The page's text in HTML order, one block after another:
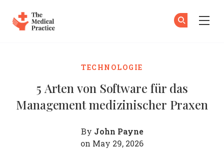
TECHNOLOGIE
5 Arten von Software für das
Management medizinischer Praxen
By John Payne
on May 29, 2026